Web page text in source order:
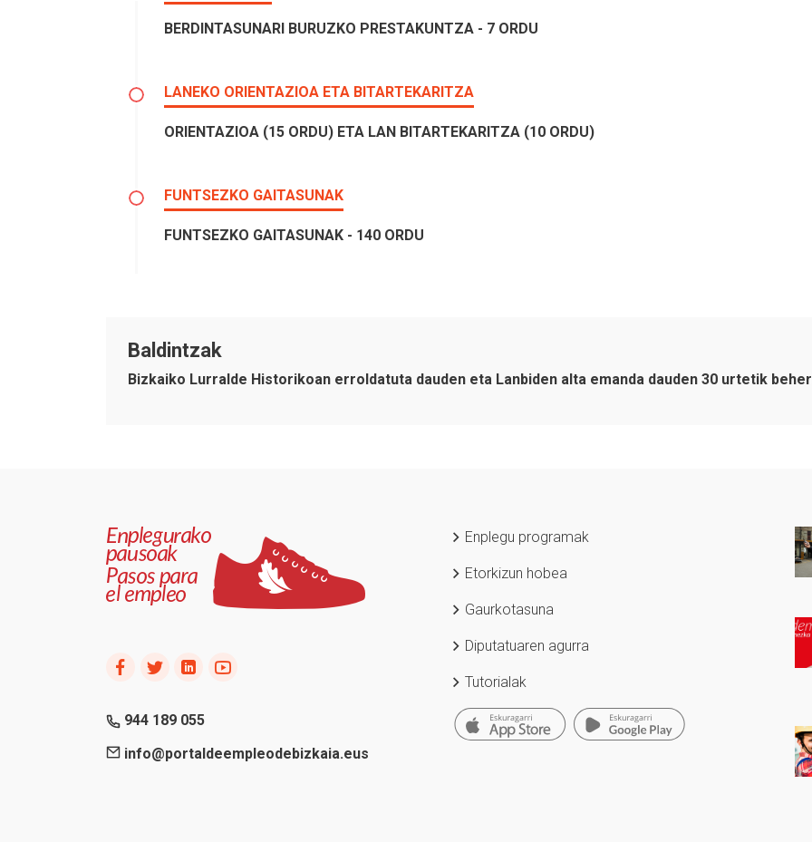
BERDINTASUNARI BURUZKO PRESTAKUNTZA - 7 ORDU
LANEKO ORIENTAZIOA ETA BITARTEKARITZA
ORIENTAZIOA (15 ORDU) ETA LAN BITARTEKARITZA (10 ORDU)
FUNTSEZKO GAITASUNAK
FUNTSEZKO GAITASUNAK - 140 ORDU
Baldintzak
Bizkaiko Lurralde Historikoan erroldatuta dauden eta Lanbiden alta emanda dauden 30 urtetik
944 189 055
info@portaldeempleodebizkaia.eus
Enplegu programak
Etorkizun hobea
Gaurkotasuna
Diputatuaren agurra
Tutorialak